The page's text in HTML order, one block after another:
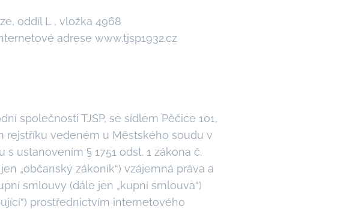
oddíl L , vložka 4968
adrese www.tjsp1932.cz
společnosti TJSP, se sídlem Pěčice 101,
rejstříku vedeném u Městského soudu v
ustanovením § 1751 odst. 1 zákona č.
„občanský zákoník“) vzájemná práva a
smlouvy (dále jen „kupní smlouva“)
prostřednictvím internetového